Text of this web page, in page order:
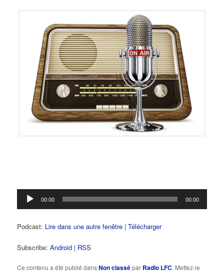
Lecteur
audio
00:00 00:00
Podcast: Lire dans une autre fenêtre |Télécharger
Subscribe:Android | RSS
Ce contenu a été publié dansNon classépar Radio LFC. Mettez-le